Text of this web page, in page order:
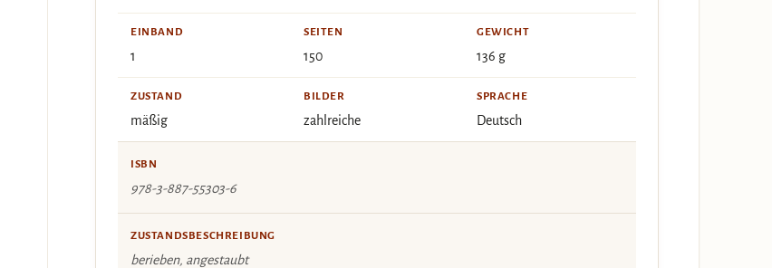
EINBAND
1
SEITEN
150
GEWICHT
136 g
ZUSTAND
mäßig
BILDER
zahlreiche
SPRACHE
Deutsch
ISBN
978-3-887-55303-6
ZUSTANDSBESCHREIBUNG
berieben, angestaubt